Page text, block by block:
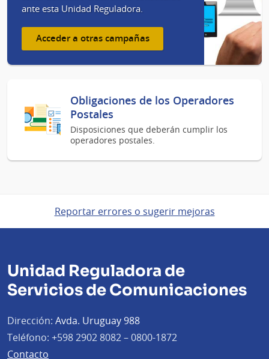
ante esta Unidad Reguladora.
Acceder a otras campañas
Obligaciones de los Operadores
Postales
Disposiciones que deberán cumplir los
operadores postales.
Reportar errores o sugerir mejoras
Unidad Reguladora de
Servicios de Comunicaciones
Dirección: Avda. Uruguay 988
Teléfono: +598 2902 8082 – 0800-1872
Contacto